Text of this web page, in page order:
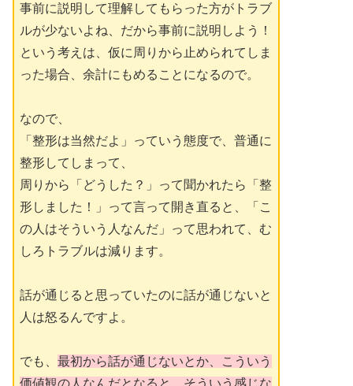
事前に説明して理解してもらった方がトラブ
ルが少ないよね、だから事前に説明しよう！
という考えは、仮に周りから止められてしま
った場合、余計にもめることになるので。
なので、
「整形は当然だよ」っていう態度で、普通に
整形してしまって、
周りから「どうした？」って聞かれたら「整
形しました！」って言って開き直ると、「こ
の人はそういう人なんだ」って思われて、む
しろトラブルは減ります。
話が通じると思っていたのに話が通じないと
人は怒るんですよ。
でも、 最初から話が通じないとか、こういう
価値観の人なんだとなると、そういう感じな